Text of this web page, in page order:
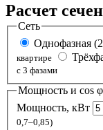
Расчет
Сеть
Однофазная
квартире
с 3 фазами
Мощность и cos φ
Мощность, кВт
0,7–0,85)